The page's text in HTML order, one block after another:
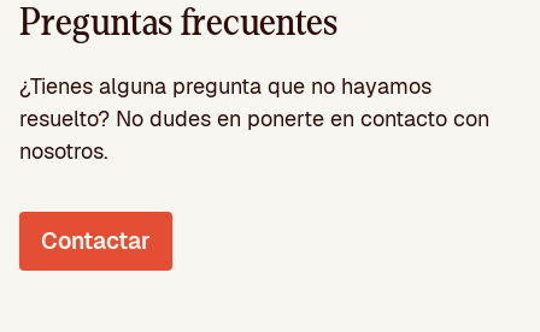
Preguntas frecuentes
¿Tienes alguna pregunta que no hayamos
resuelto? No dudes en ponerte en contacto con
nosotros.
Contactar